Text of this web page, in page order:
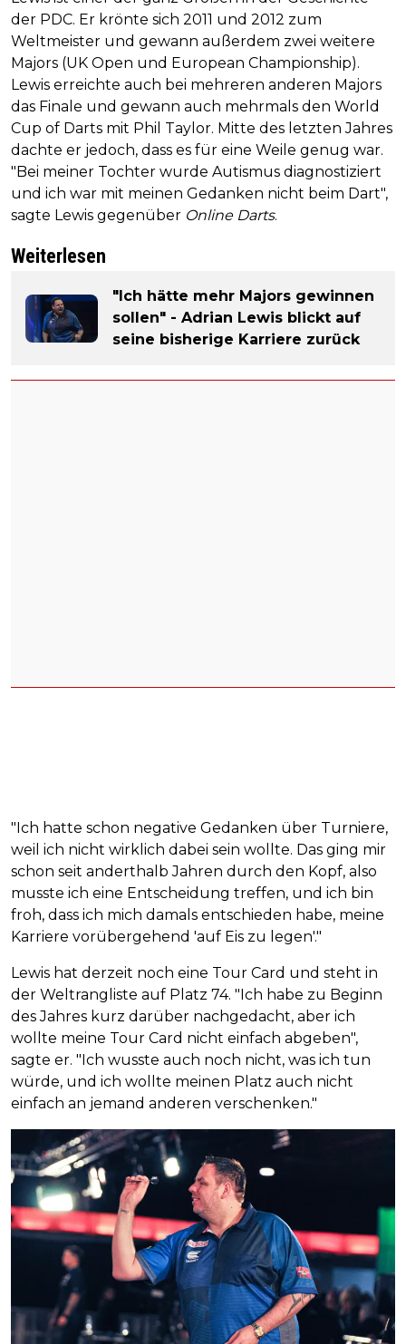
der PDC. Er krönte sich 2011 und 2012 zum
Weltmeister und gewann außerdem zwei weitere
Majors (UK Open und European Championship).
Lewis erreichte auch bei mehreren anderen Majors
das Finale und gewann auch mehrmals den World
Cup of Darts mit Phil Taylor. Mitte des letzten Jahres
dachte er jedoch, dass es für eine Weile genug war.
"Bei meiner Tochter wurde Autismus diagnostiziert
und ich war mit meinen Gedanken nicht beim Dart",
sagte Lewis gegenüber Online Darts.
Weiterlesen
"Ich hätte mehr Majors gewinnen
sollen" - Adrian Lewis blickt auf
seine bisherige Karriere zurück
"Ich hatte schon negative Gedanken über Turniere,
weil ich nicht wirklich dabei sein wollte. Das ging mir
schon seit anderthalb Jahren durch den Kopf, also
musste ich eine Entscheidung treffen, und ich bin
froh, dass ich mich damals entschieden habe, meine
Karriere vorübergehend 'auf Eis zu legen'."
Lewis hat derzeit noch eine Tour Card und steht in
der Weltrangliste auf Platz 74. "Ich habe zu Beginn
des Jahres kurz darüber nachgedacht, aber ich
wollte meine Tour Card nicht einfach abgeben",
sagte er. "Ich wusste auch noch nicht, was ich tun
würde, und ich wollte meinen Platz auch nicht
einfach an jemand anderen verschenken."